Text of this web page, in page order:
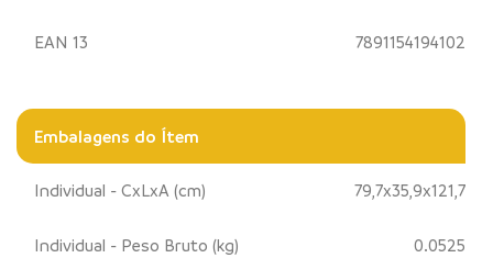
EAN 13 7891154194102
Embalagens do Ítem
Individual - CxLxA (cm) 79,7x35,9x121,7
Individual - Peso Bruto (kg) 0.0525